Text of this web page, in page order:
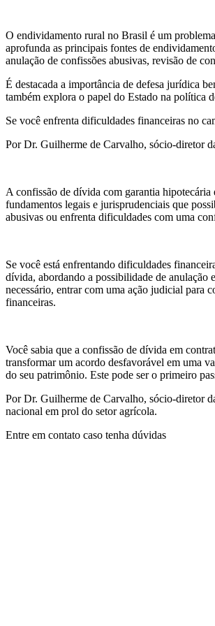
O endividamento rural no Brasil é um
aprofunda as principais fontes de
anulação de confissões abusivas, revisão de
É destacada a importância de defesa jurídica
também explora o papel do Estado na política
Se você enfrenta dificuldades financeiras no
Por Dr. Guilherme de Carvalho, sócio-diretor
A confissão de dívida com garantia
fundamentos legais e jurisprudenciais que
abusivas ou enfrenta dificuldades com uma
Se você está enfrentando dificuldades
dívida, abordando a possibilidade de anulação
necessário, entrar com uma ação judicial para
financeiras.
Você sabia que a confissão de dívida em
transformar um acordo desfavorável em uma
do seu patrimônio. Este pode ser o primeiro
Por Dr. Guilherme de Carvalho, sócio-diretor
nacional em prol do setor agrícola.
Entre em contato caso tenha dúvidas